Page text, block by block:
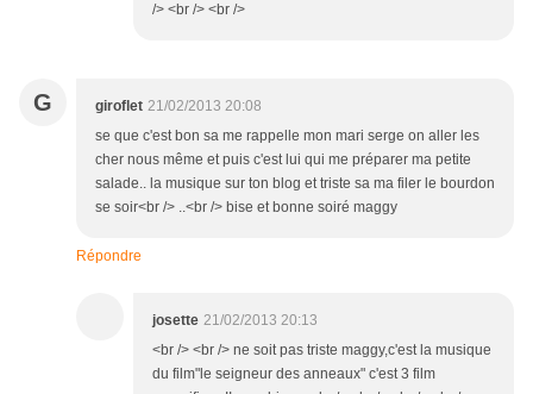
/> <br /> <br />
G giroflet 21/02/2013 20:08
se que c'est bon sa me rappelle mon mari serge on aller les
cher nous même et puis c'est lui qui me préparer ma petite
salade.. la musique sur ton blog et triste sa ma filer le bourdon
se soir<br /> ..<br /> bise et bonne soiré maggy
Répondre
josette 21/02/2013 20:13
<br /> <br /> ne soit pas triste maggy,c'est la musique
du film"le seigneur des anneaux" c'est 3 film